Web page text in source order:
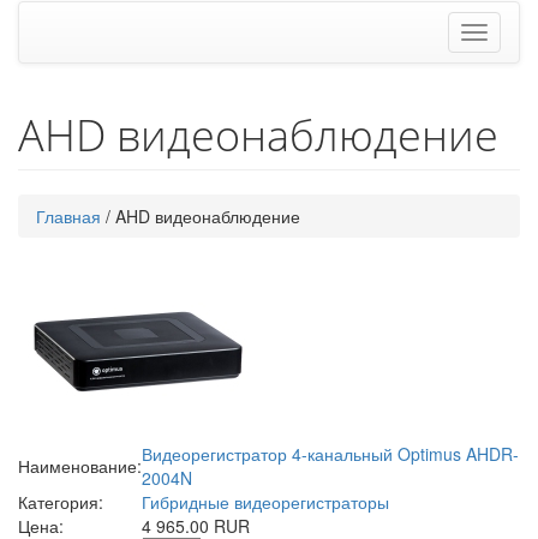
AHD видеонаблюдение
Главная / AHD видеонаблюдение
Наименование:Видеорегистратор 4-канальный Optimus AHDR-
2004N
Категория:
Гибридные видеорегистраторы
Цена:
4 965.00 RUR